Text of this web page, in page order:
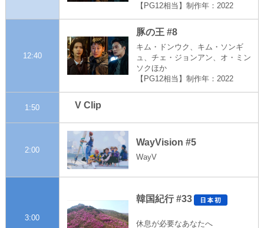
【PG12相当】制作年：2022
12:40
豚の王 #8
キム・ドンウク、キム・ソンギ
ュ、チェ・ジョンアン、オ・ミン
ソクほか
【PG12相当】制作年：2022
1:50 V Clip
2:00
WayVision #5
WayV
3:00
韓国紀行 #33
休息が必要なあなたへ